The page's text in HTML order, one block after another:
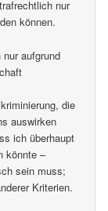
nur
können.
aufgrund
die
auswirken
ich überhaupt
könnte –
sein muss;
Kriterien.